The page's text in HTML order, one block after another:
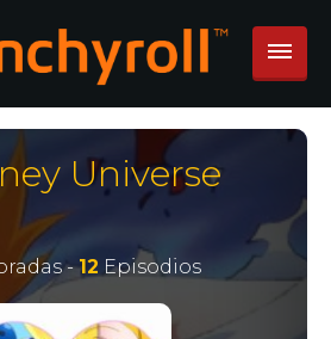
Universe
-12 Episodios